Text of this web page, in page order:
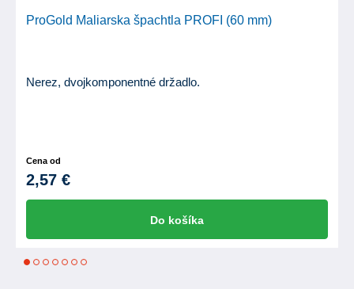
ProGold Maliarska špachtla PROFI (60 mm)
Nerez, dvojkomponentné držadlo.
Cena od
2,57 €
Do košíka
1 2 3 4 5 6